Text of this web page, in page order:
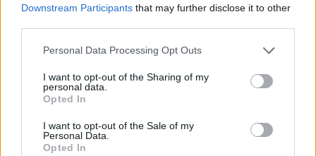
Downstream Participants that may further disclose it to other
Please note that this website/app uses one or more Google
not limited to your visit or usage behaviour. You may click to
grant or deny consent to Google and its third-party tags to
use your data for below specified purposes in below Google
consent section.
Personal Data Processing Opt Outs
I want to opt-out of the Sharing of my
personal data.
Opted In
I want to opt-out of the Sale of my
Personal Data.
Opted In
ΣΥΜΠΡΩΤΑΓΩΝΙΣΤΗΣ ΣΤΗ ΝΙΚΗ:
Σε πολύ καλό
βράδυ οι Γιαννούλης Λαρεντζάκης (10π., 6 ασ.),